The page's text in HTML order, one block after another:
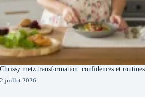
Chrissy metz transformation: confidences et routines
2 juillet 2026